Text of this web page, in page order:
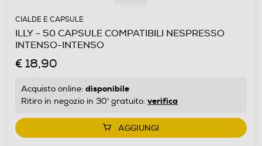
CIALDE E CAPSULE
ILLY - 50 CAPSULE COMPATIBILI NESPRESSO
INTENSO-INTENSO
€ 18,90
Acquisto online: disponibile
Ritiro in negozio in 30' gratuito: verifica
AGGIUNGI